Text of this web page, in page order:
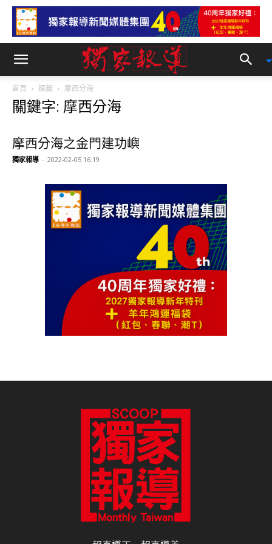
首頁 標籤 摩西分海
關鍵字: 摩西分海
摩西分海之金門建功嶼
獨家報導 - 2022-02-05 16:19